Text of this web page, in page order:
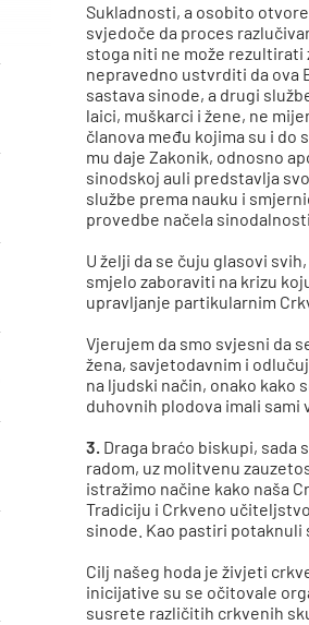
Sukladnosti, a osobito
svjedoče da proces
stoga niti ne može rezultirati
nepravedno ustvrditi da ova
sastava sinode, a drugi
laici, muškarci i žene, ne
članova među kojima su i do
mu daje Zakonik, odnosno
sinodskoj auli predstavlja
službe prema nauku i
provedbe načela sinodalnosti.
U želji da se čuju glasovi
smjelo zaboraviti na krizu
upravljanje partikularnim
Vjerujem da smo svjesni da
žena, savjetodavnim i
na ljudski način, onako kako
duhovnih plodova imali sami
3. Draga braćo biskupi, sada
radom, uz molitvenu
istražimo načine kako naša
Tradiciju i Crkveno
sinode. Kao pastiri potaknuli
Cilj našeg hoda je živjeti
inicijative su se očitovale
susrete različitih crkvenih